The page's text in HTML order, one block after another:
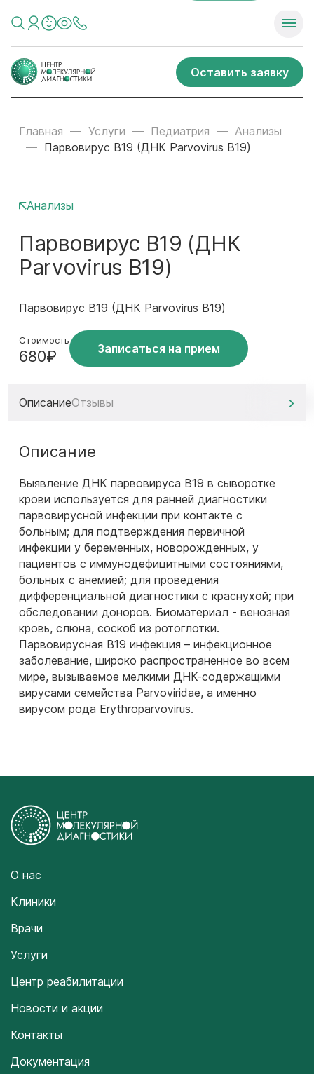
Оставить заявку
Главная Услуги Педиатрия
Анализы
Парвовирус В19 (ДНК Parvovirus B19)
Анализы
Парвовирус В19 (ДНК
Parvovirus B19)
Парвовирус В19 (ДНК Parvovirus B19)
Стоимость
680₽ Записаться на прием
ОписаниеОтзывы
Описание
Выявление ДНК парвовируса В19 в сыворотке
крови используется для ранней диагностики
парвовирусной инфекции при контакте с
больным; для подтверждения первичной
инфекции у беременных, новорожденных, у
пациентов с иммунодефицитными состояниями,
больных с анемией; для проведения
дифференциальной диагностики с краснухой; при
обследовании доноров. Биоматериал - венозная
кровь, слюна, соскоб из ротоглотки.
Парвовирусная В19 инфекция – инфекционное
заболевание, широко распространенное во всем
мире, вызываемое мелкими ДНК-содержащими
вирусами семейства Parvoviridae, а именно
вирусом рода Erythroparvovirus.
О нас
Клиники
Врачи
Услуги
Центр реабилитации
Новости и акции
Контакты
Документация